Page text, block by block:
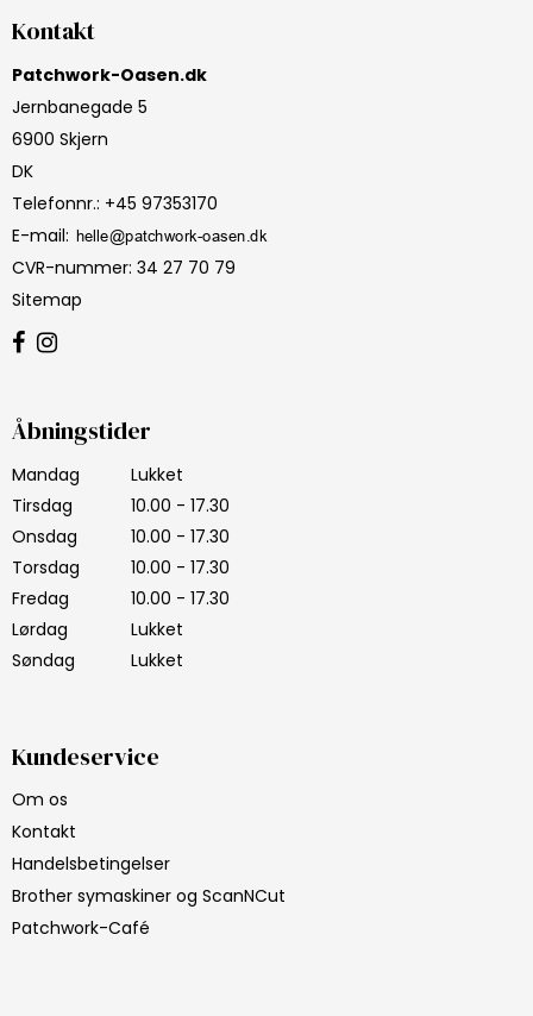
Kontakt
Patchwork-Oasen.dk
Jernbanegade 5
6900 Skjern
DK
Telefonnr.: +45 97353170
E-mail:
CVR-nummer: 34 27 70 79
Sitemap
Åbningstider
Mandag
Lukket
Tirsdag
10.00 - 17.30
Onsdag
10.00 - 17.30
Torsdag
10.00 - 17.30
Fredag
10.00 - 17.30
Lørdag
Lukket
Søndag
Lukket
Kundeservice
Om os
Kontakt
Handelsbetingelser
Brother symaskiner og ScanNCut
Patchwork-Café